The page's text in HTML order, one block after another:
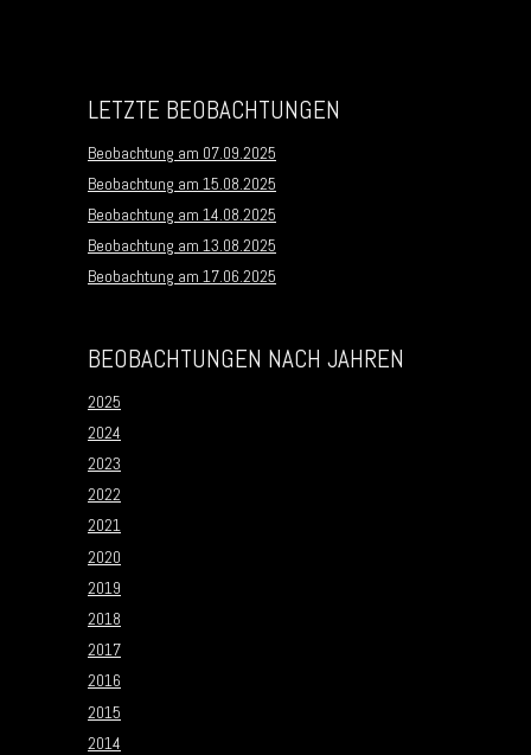
LETZTE BEOBACHTUNGEN
Beobachtung am 07.09.2025
Beobachtung am 15.08.2025
Beobachtung am 14.08.2025
Beobachtung am 13.08.2025
Beobachtung am 17.06.2025
BEOBACHTUNGEN NACH JAHREN
2025
2024
2023
2022
2021
2020
2019
2018
2017
2016
2015
2014